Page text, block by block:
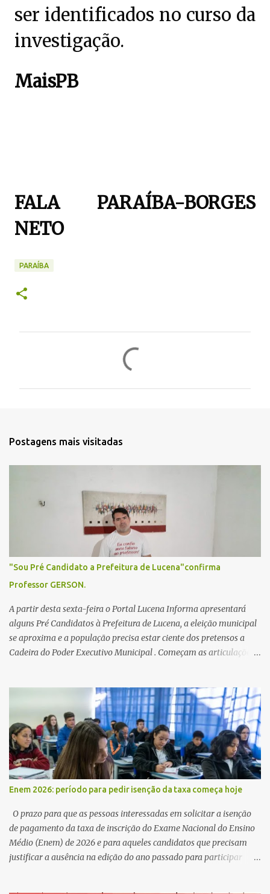
ser identificados no curso da
investigação.
MaisPB
FALA PARAÍBA-BORGES
NETO
PARAÍBA
Postagens mais visitadas
"Sou Pré Candidato a Prefeitura de Lucena"confirma
Professor GERSON.
A partir desta sexta-feira o Portal Lucena Informa apresentará
alguns Pré Candidatos à Prefeitura de Lucena, a eleição municipal
se aproxima e a população precisa estar ciente dos pretensos a
Cadeira do Poder Executivo Municipal . Começam as articulações e
Bandeira Valcinete Araújo e Professor Gerson Andrade há
possibilidade de mais nomes aparecer , ficaremos no aguardo para
trazer mais informações. A primeira entrevista foi com o
inimaginável Gerson Andrade ,Professor da Rede Municipal
(efetivo), supervisor, Formado em Pedagogia e Biomedicina pela
UFPB. Leciona no Otto Illi, Gilberto Inácio, Ellinora Dornellas
,Escola Américo Falcão. Gerson nos contou que a idéia de disputar
a prefeitura veio de um sonho há 5 anos atrás, e também por
acreditar que o trabalho dos seus companheiros principalmente
da zona rural deve ser mais valorizado e que eles serão a Fortalez...
Enem 2026: período para pedir isenção da taxa começa hoje
O prazo para que as pessoas interessadas em solicitar a isenção
de pagamento da taxa de inscrição do Exame Nacional do Ensino
Médio (Enem) de 2026 e para aqueles candidatos que precisam
justificar a ausência na edição do ano passado para participar